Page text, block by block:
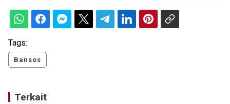
Tags:
Bansos
Terkait